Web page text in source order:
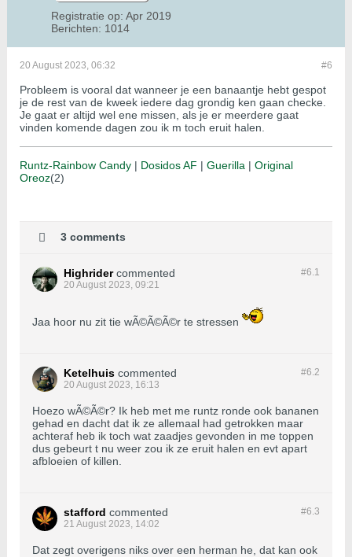
Registratie op: Apr 2019
Berichten: 1014
#6
20 August 2023, 06:32
Probleem is vooral dat wanneer je een banaantje hebt gespot
je de rest van de kweek iedere dag grondig ken gaan checke.
Je gaat er altijd wel ene missen, als je er meerdere gaat
vinden komende dagen zou ik m toch eruit halen.
Runtz-Rainbow Candy | Dosidos AF | Guerilla | Original
Oreoz(2)
3 comments
#6.1
Highrider commented
20 August 2023, 09:21
Jaa hoor nu zit tie wÃ©Ã©Ã©r te stressen
#6.2
Ketelhuis commented
20 August 2023, 16:13
Hoezo wÃ©Ã©r? Ik heb met me runtz ronde ook bananen
gehad en dacht dat ik ze allemaal had getrokken maar
achteraf heb ik toch wat zaadjes gevonden in me toppen
dus gebeurt t nu weer zou ik ze eruit halen en evt apart
afbloeien of killen.
#6.3
stafford commented
21 August 2023, 14:02
Dat zegt overigens niks over een herman he, dat kan ook